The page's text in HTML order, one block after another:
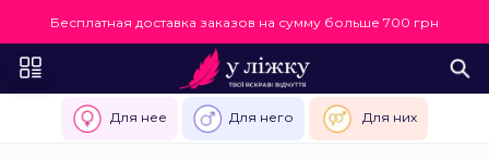
Бесплатная доставка заказов на сумму больше 700 грн
Для нее Для него Для них